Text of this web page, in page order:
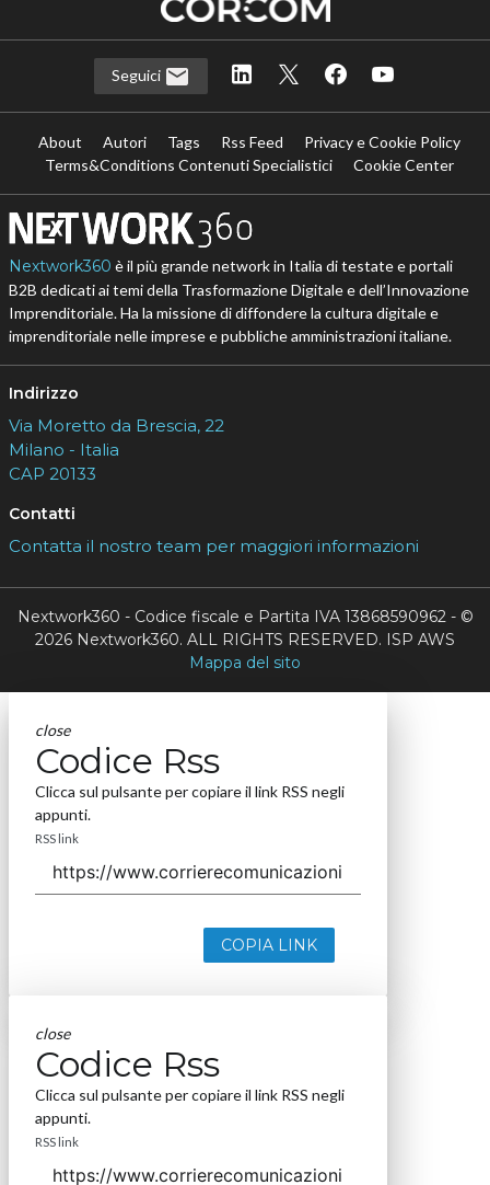
Seguici
About Autori Tags Rss Feed
Privacy e Cookie Policy
Terms&Conditions Contenuti Specialistici
Cookie Center
Nextwork360 è il più grande network in Italia di testate e portali
B2B dedicati ai temi della Trasformazione Digitale e dell’Innovazione
Imprenditoriale. Ha la missione di diffondere la cultura digitale e
imprenditoriale nelle imprese e pubbliche amministrazioni italiane.
Indirizzo
Via Moretto da Brescia, 22
Milano - Italia
CAP 20133
Contatti
Contatta il nostro team per maggiori informazioni
Nextwork360 - Codice fiscale e Partita IVA 13868590962 - ©
2026 Nextwork360. ALL RIGHTS RESERVED. ISP AWS
Mappa del sito
close
Codice Rss
Clicca sul pulsante per copiare il link RSS negli
appunti.
RSS link
COPIA LINK
close
Codice Rss
Clicca sul pulsante per copiare il link RSS negli
appunti.
RSS link